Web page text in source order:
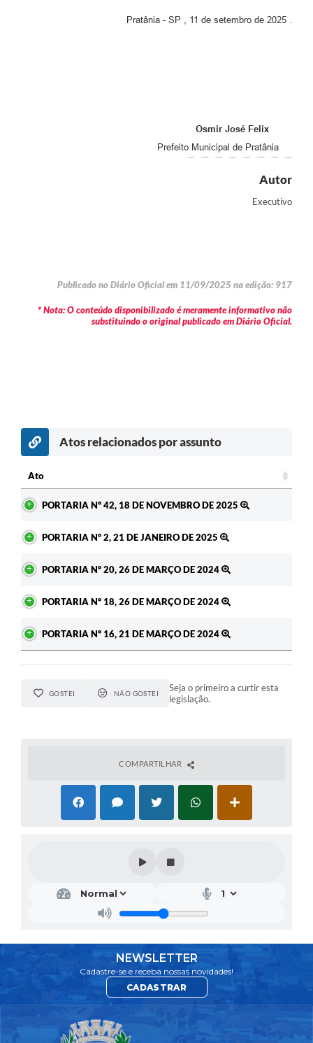
Pratânia - SP , 11 de setembro de 2025 .
Osmir José Felix
Prefeito Municipal de Pratânia
Autor
Executivo
Publicado no Diário Oficial em 11/09/2025 na edição: 917
* Nota: O conteúdo disponibilizado é meramente informativo não
substituindo o original publicado em Diário Oficial.
Atos relacionados por assunto
Ato
PORTARIA Nº 42, 18 DE NOVEMBRO DE 2025
PORTARIA Nº 2, 21 DE JANEIRO DE 2025
PORTARIA Nº 20, 26 DE MARÇO DE 2024
PORTARIA Nº 18, 26 DE MARÇO DE 2024
PORTARIA Nº 16, 21 DE MARÇO DE 2024
GOSTEI NÃO GOSTEI
Seja o primeiro a curtir esta
legislação.
COMPARTILHAR
NEWSLETTER
Cadastre-se e receba nossas novidades!
CADASTRAR